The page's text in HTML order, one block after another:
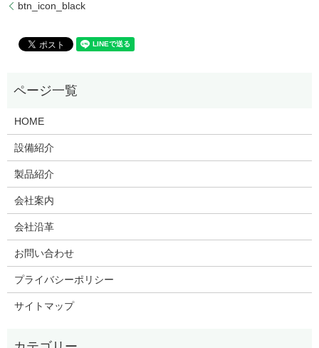
btn_icon_black
HOME
設備紹介
製品紹介
会社案内
会社沿革
お問い合わせ
プライバシーポリシー
サイトマップ